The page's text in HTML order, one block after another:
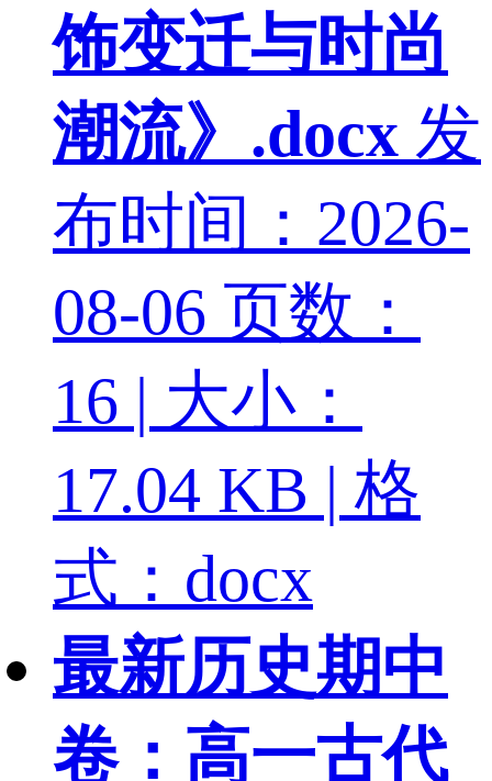
饰变迁与时尚
潮流》.docx 发
布时间：2026-
08-06 页数：
16 | 大小：
17.04 KB | 格
式：docx
最新历史期中
卷：高一古代